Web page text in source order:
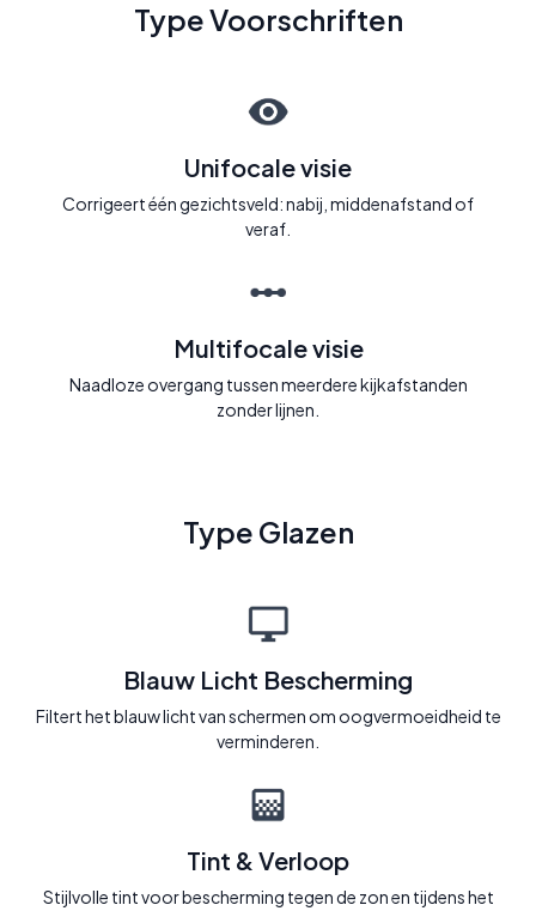
Type Voorschriften
Unifocale visie
Corrigeert één gezichtsveld: nabij, middenafstand of
veraf.
Multifocale visie
Naadloze overgang tussen meerdere kijkafstanden
zonder lijnen.
Type Glazen
Blauw Licht Bescherming
Filtert het blauw licht van schermen om oogvermoeidheid te
verminderen.
Tint & Verloop
Stijlvolle tint voor bescherming tegen de zon en tijdens het